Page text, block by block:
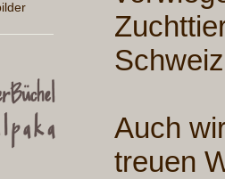
Auch
treuen